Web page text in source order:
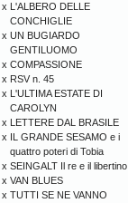
x L'ALBERO DELLE
CONCHIGLIE
x UN BUGIARDO
GENTILUOMO
x COMPASSIONE
x RSV n. 45
x L'ULTIMA ESTATE DI
CAROLYN
x LETTERE DAL BRASILE
x IL GRANDE SESAMO e i
quattro poteri di Tobia
x SEINGALT Il re e il libertino
x VAN BLUES
x TUTTI SE NE VANNO